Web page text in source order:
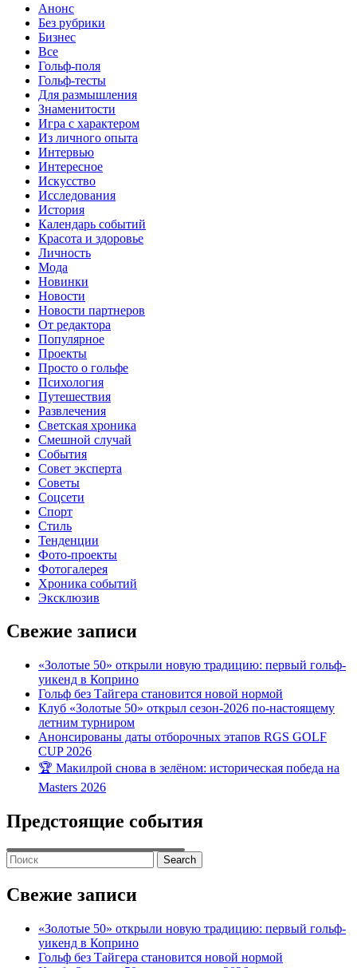
Анонс
Без рубрики
Бизнес
Все
Гольф-поля
Гольф-тесты
Для размышления
Знаменитости
Игра с характером
Из личного опыта
Интервью
Интересное
Искусство
Исследования
История
Календарь событий
Красота и здоровье
Личность
Мода
Новинки
Новости
Новости партнеров
От редактора
Популярное
Проекты
Просто о гольфе
Психология
Путешествия
Развлечения
Светская хроника
Смешной случай
События
Совет эксперта
Советы
Соцсети
Спорт
Стиль
Тенденции
Фото-проекты
Фотогалерея
Хроника событий
Эксклюзив
Свежие записи
«Золотые 50» открыли новую традицию: первый гольф-
уикенд в Коприно
Гольф без Тайгера становится новой нормой
Клуб «Золотые 50» открыл сезон-2026 по-настоящему
летним турниром
Анонсированы даты отборочных этапов RGS GOLF
CUP 2026
🏆 Макилрой снова в зелёном: историческая победа на
Masters 2026
Предстоящие события
Search
for:
Свежие записи
«Золотые 50» открыли новую традицию: первый гольф-
уикенд в Коприно
Гольф без Тайгера становится новой нормой